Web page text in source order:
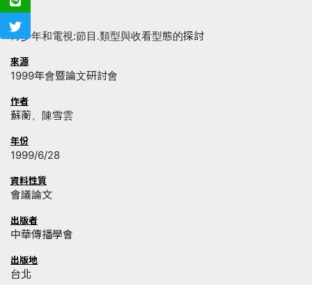
名稱
青少年和電視:節目.類型與收看型態的探討
來源
1999年會暨論文研討會
作者
蘇蘅、陳雪雲
年份
1999/6/28
資料性質
會議論文
出版者
中華傳播學會
出版地
台北